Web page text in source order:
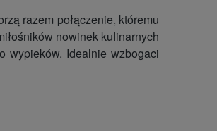
razem połączenie, któremu
nowinek kulinarnych
wypieków. Idealnie wzbogaci